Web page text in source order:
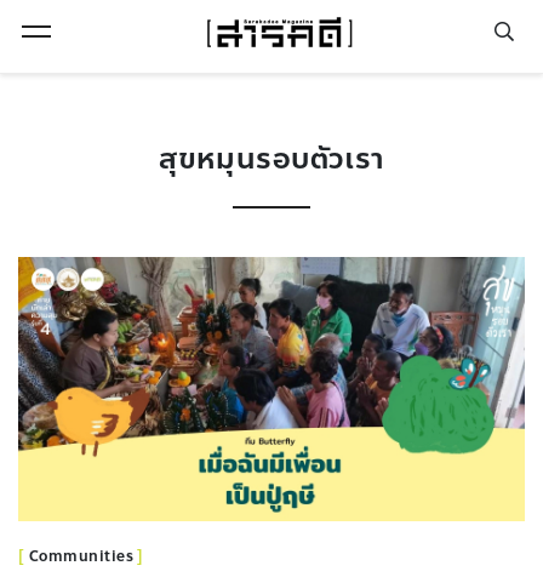
สุขหมุนรอบตัวเรา
Communities